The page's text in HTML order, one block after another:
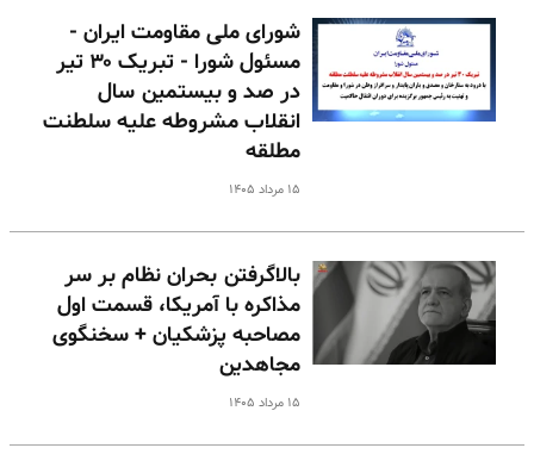
شورای ملی مقاومت ایران -
مسئول شورا - تبریک ۳۰ تیر
در صد و بیستمین سال
انقلاب مشروطه علیه سلطنت
مطلقه
۱۵ مرداد ۱۴۰۵
بالا‌گرفتن بحران نظام بر سر
مذاکره با آمریکا، قسمت اول
مصاحبه پزشکیان + سخنگوی
مجاهدین
۱۵ مرداد ۱۴۰۵